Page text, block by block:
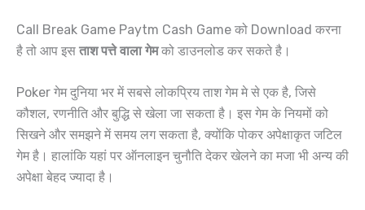
Call Break Game Paytm Cash Game को Download करना
है तो आप इस ताश पत्ते वाला गेमको डाउनलोड कर सकते है।
Poker गेम दुनिया भर में सबसे लोकप्रिय ताश गेम मे से एक है, जिसे
कौशल, रणनीति और बुद्धि से खेला जा सकता है। इस गेम के नियमों को
सिखने और समझने में समय लग सकता है, क्योंकि पोकर अपेक्षाकृत जटिल
गेम है। हालांकि यहां पर ऑनलाइन चुनौति देकर खेलने का मजा भी अन्य की
अपेक्षा बेहद ज्यादा है।